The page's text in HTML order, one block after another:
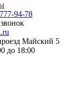
94-78
Майский 5
до 18:00